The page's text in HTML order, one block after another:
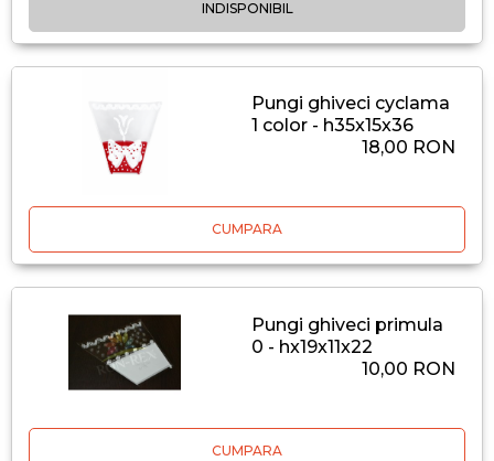
INDISPONIBIL
Pungi ghiveci cyclama
1 color - h35x15x36
18,00 RON
CUMPARA
Pungi ghiveci primula
0 - hx19x11x22
10,00 RON
CUMPARA